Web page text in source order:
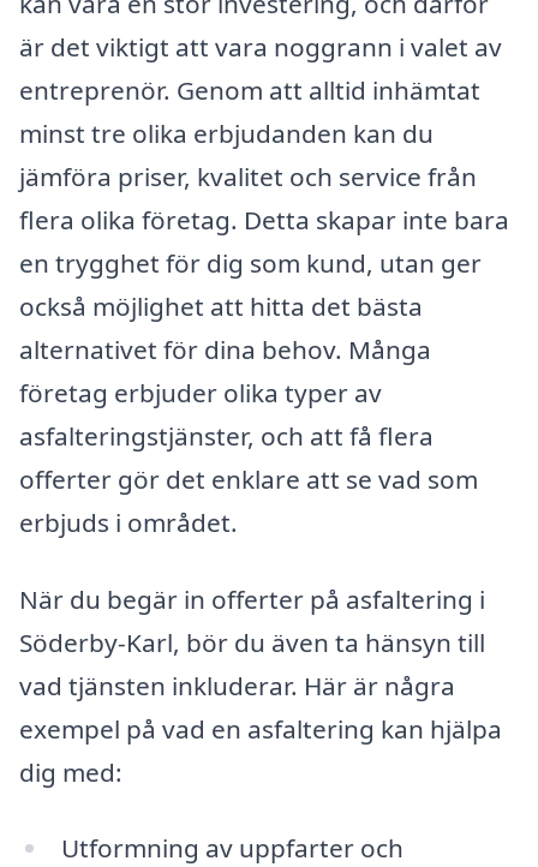
är det viktigt att vara noggrann i valet av
entreprenör. Genom att alltid inhämtat
minst tre olika erbjudanden kan du
jämföra priser, kvalitet och service från
flera olika företag. Detta skapar inte bara
en trygghet för dig som kund, utan ger
också möjlighet att hitta det bästa
alternativet för dina behov. Många
företag erbjuder olika typer av
asfalteringstjänster, och att få flera
offerter gör det enklare att se vad som
erbjuds i området.
När du begär in offerter på asfaltering i
Söderby-Karl, bör du även ta hänsyn till
vad tjänsten inkluderar. Här är några
exempel på vad en asfaltering kan hjälpa
dig med:
Utformning av uppfarter och